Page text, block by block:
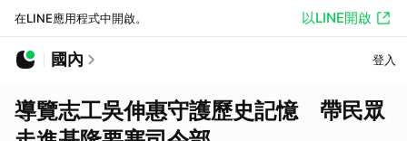
在LINE應用程式中開啟。 以LINE開啟
國內 登入
導覽志工吳伸惠守護歷史記憶 帶民眾